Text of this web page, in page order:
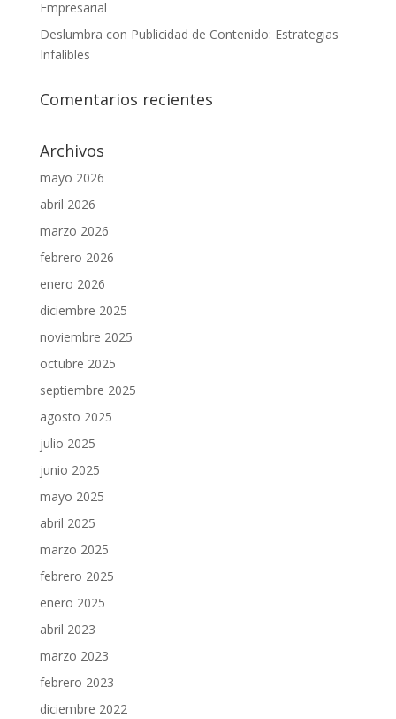
Empresarial
Deslumbra con Publicidad de Contenido: Estrategias
Infalibles
Comentarios recientes
Archivos
mayo 2026
abril 2026
marzo 2026
febrero 2026
enero 2026
diciembre 2025
noviembre 2025
octubre 2025
septiembre 2025
agosto 2025
julio 2025
junio 2025
mayo 2025
abril 2025
marzo 2025
febrero 2025
enero 2025
abril 2023
marzo 2023
febrero 2023
diciembre 2022